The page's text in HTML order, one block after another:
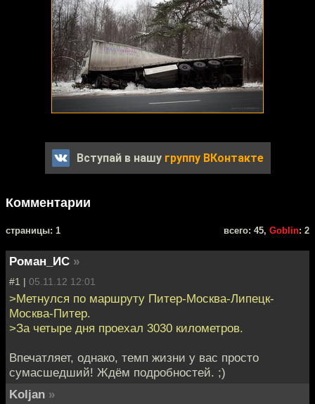
Вступай в нашу группу ВКонтакте
Комментарии
cтраницы: 1 всего: 45, Goblin: 2
Роман_ИС »
#1 | 05.11.12 12:01
>Метнулся по маршруту Питер-Москва-Липецк-
Москва-Питер.
>За четыре дня проехал 3030 километров.
Впечатляет, однако, темп жизни у вас просто
сумасшедший! Ждём подробностей. ;)
Koljan »